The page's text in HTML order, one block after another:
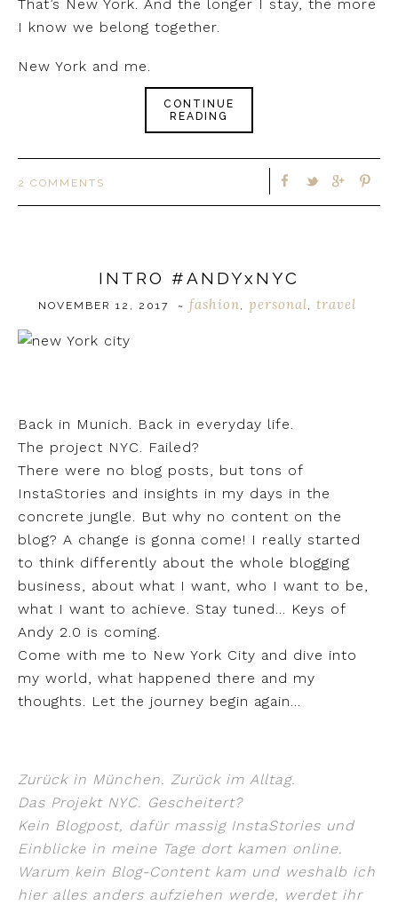
That’s New York. And the longer I stay, the more
I know we belong together.
New York and me.
CONTINUE
READING
2 COMMENTS
INTRO #ANDYxNYC
NOVEMBER 12, 2017 ~ fashion, personal, travel
Back in Munich. Back in everyday life.
The project NYC. Failed?
There were no blog posts, but tons of
InstaStories and insights in my days in the
concrete jungle. But why no content on the
blog? A change is gonna come! I really started
to think differently about the whole blogging
business, about what I want, who I want to be,
what I want to achieve. Stay tuned… Keys of
Andy 2.0 is coming.
Come with me to New York City and dive into
my world, what happened there and my
thoughts. Let the journey begin again…
Zurück in München. Zurück im Alltag.
Das Projekt NYC. Gescheitert?
Kein Blogpost, dafür massig InstaStories und
Einblicke in meine Tage dort kamen online.
Warum kein Blog-Content kam und weshalb ich
hier alles anders aufziehen werde, werdet ihr